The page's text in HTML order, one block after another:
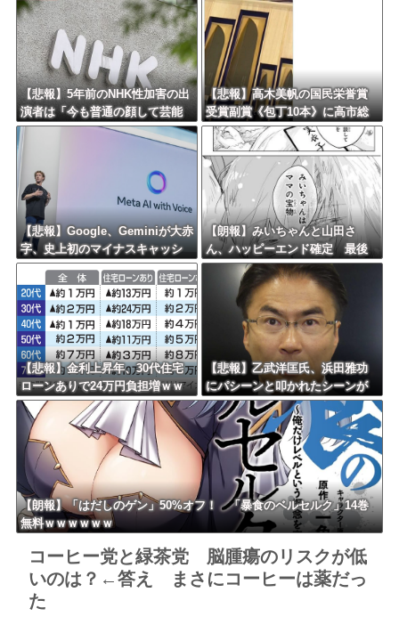
Powered by livedoor 相互RSS
ｗ
【悲報】5年前のNHK性加害の出
演者は「今も普通の顔して芸能
活動してる」ネット「受信料を
取るくらいなら詳細を伝えよ」
【悲報】高木美帆の国民栄誉賞
受賞副賞《包丁10本》に高市総
理の名前も刻印ｗｗｗｗｗｗｗ
ｗｗ
【悲報】Google、Geminiが大赤
字、史上初のマイナスキャッシ
ュフローに陥る・・・
【朗報】みいちゃんと山田さ
ん、ハッピーエンド確定 最後
はママに埋葬される
【悲報】金利上昇年、30代住宅
ローンありで24万円負担増ｗｗ
ｗｗｗｗｗｗｗｗｗｗ
【悲報】乙武洋匡氏、浜田雅功
にパシーンと叩かれたシーンが
オンエアされず「障害者相手だ
と放送されなくなる。俺、逆差
別だと思って」
【朗報】「はだしのゲン」50%オフ！ 「暴食のベルセルク」14巻
無料ｗｗｗｗｗｗ
コーヒー党と緑茶党 脳腫瘍のリスクが低
いのは？←答え まさにコーヒーは薬だっ
た